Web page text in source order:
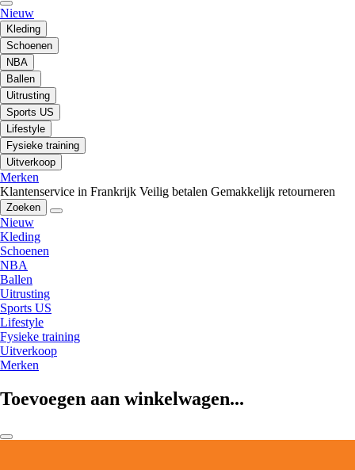
Nieuw
Kleding
Schoenen
NBA
Ballen
Uitrusting
Sports US
Lifestyle
Fysieke training
Uitverkoop
Merken
Klantenservice in Frankrijk Veilig betalen Gemakkelijk retourneren
Zoeken
Nieuw
Kleding
Schoenen
NBA
Ballen
Uitrusting
Sports US
Lifestyle
Fysieke training
Uitverkoop
Merken
Toevoegen aan winkelwagen...